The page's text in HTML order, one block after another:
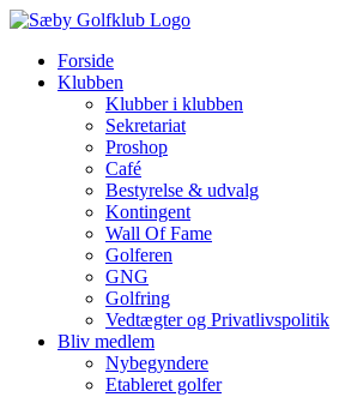
Skip
contentForside
Klubben
Klubber i klubben
Sekretariat
Proshop
Café
Bestyrelse & udvalg
Kontingent
Wall Of Fame
Golferen
GNG
Golfring
Vedtægter og Privatlivspolitik
Bliv medlem
Nybegyndere
Etableret golfer